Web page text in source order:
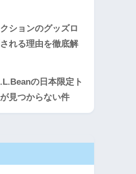
ションのグッズロ
れる理由を徹底解
の日本限定ト
見つからない件